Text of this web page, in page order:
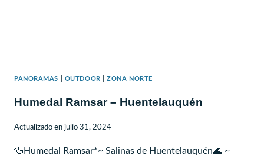
PANORAMAS OUTDOOR |ZONA NORTE
Humedal Ramsar – Huentelauquén
Actualizado en julio 31, 2024
🦆Humedal Ramsar*~ Salinas de Huentelauquén🌊 ~